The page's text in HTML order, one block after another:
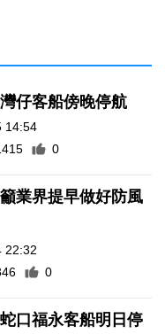
仔客船傍晚停航
業界提早做好防風
口福永客船明日停